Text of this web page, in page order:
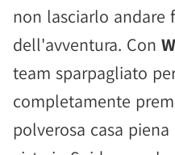
non lasciarlo andare
dell'avventura. Con
team sparpagliato
completamente
polverosa casa